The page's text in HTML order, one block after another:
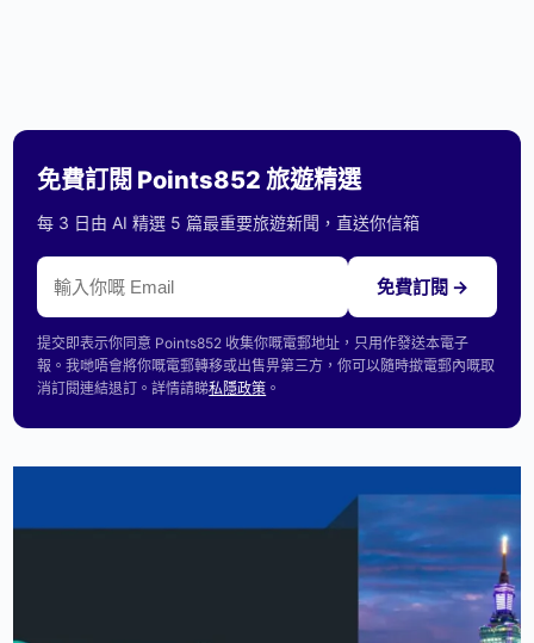
免費訂閱 Points852 旅遊精選
每 3 日由 AI 精選 5 篇最重要旅遊新聞，直送你信箱
免費訂閱 →
提交即表示你同意 Points852 收集你嘅電郵地址，只用作發送本電子
報。我哋唔會將你嘅電郵轉移或出售畀第三方，你可以隨時撳電郵內嘅取
消訂閱連結退訂。詳情請睇私隱政策 。